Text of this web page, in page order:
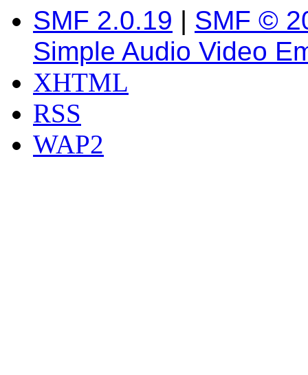
SMF 2.0.19 | SMF ©
Simple Audio Video
XHTML
RSS
WAP2